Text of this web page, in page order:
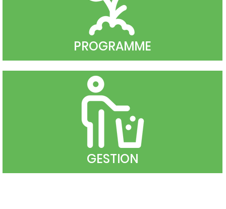
PROGRAMME
GESTION